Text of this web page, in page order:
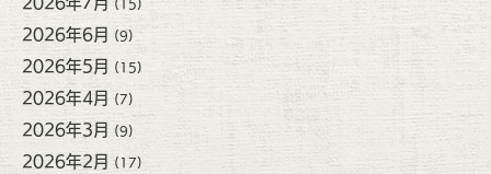
(15)
2026年6月 (9)
2026年5月 (15)
2026年4月 (7)
2026年3月 (9)
2026年2月 (17)